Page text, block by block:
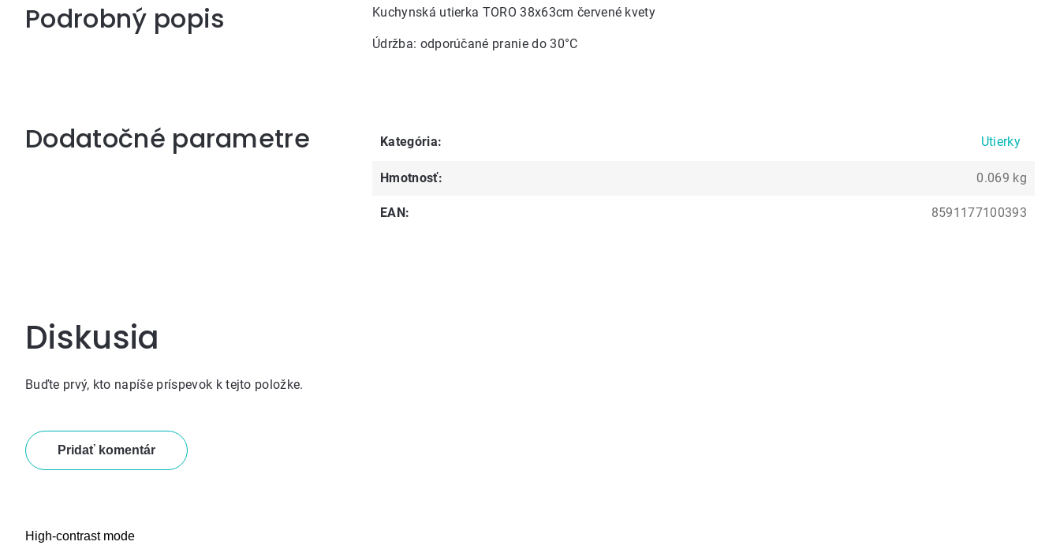
Podrobný popis Kuchynská utierka TORO 38x63cm červené kvety
Údržba: odporúčané pranie do 30°C
Dodatočné parametre Kategória: Utierky
Hmotnosť: 0.069 kg
EAN: 8591177100393
Diskusia
Buďte prvý, kto napíše príspevok k tejto položke.
Pridať komentár
High-contrast mode